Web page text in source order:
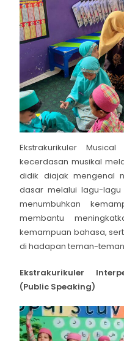
Ekstrakurikuler
kecerdasan musikal
didik diajak mengenal
dasar melalui lagu-
menumbuhkan
membantu
kemampuan bahasa,
di hadapan teman-
Ekstrakurikuler
(Public Speaking)